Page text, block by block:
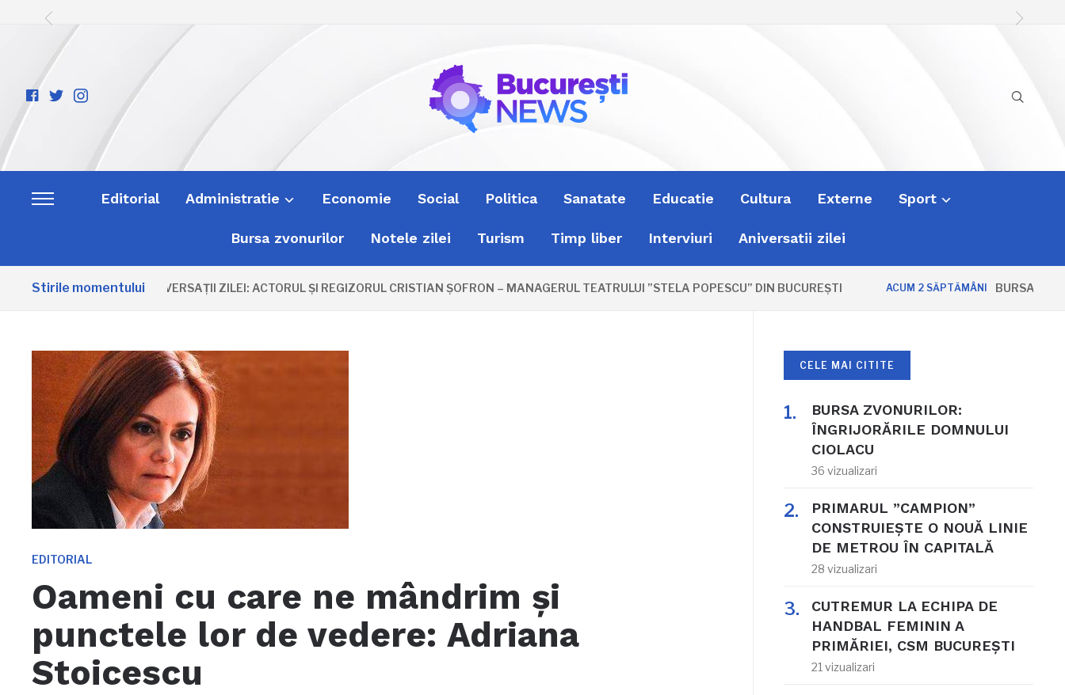
facebook-
official
twitterinstagram
Toggle
Editorial Administratie Economie Social Politica Sanatate Educatie Cultura Externe Sport
Bursa zvonurilor Notele zilei Turism Timp liber Interviuri Aniversatii zilei
Stirile momentuluiANIVERSAȚII ZILEI: ACTORUL ȘI REGIZORUL CRISTIAN ȘOFRON – MANAGERUL TEATRULUI ”STELA POPESCU” DIN BUCUREȘTI ACUM 2 SĂPTĂMÂNI BURSA
EDITORIAL
Oameni cu care ne mândrim și
punctele lor de vedere: Adriana
Stoicescu
CELE MAI CITITE
BURSA ZVONURILOR:
ÎNGRIJORĂRILE DOMNULUI
CIOLACU
36 vizualizari
PRIMARUL ”CAMPION”
CONSTRUIEȘTE O NOUĂ LINIE
DE METROU ÎN CAPITALĂ
28 vizualizari
CUTREMUR LA ECHIPA DE
HANDBAL FEMININ A
PRIMĂRIEI, CSM BUCUREȘTI
21 vizualizari